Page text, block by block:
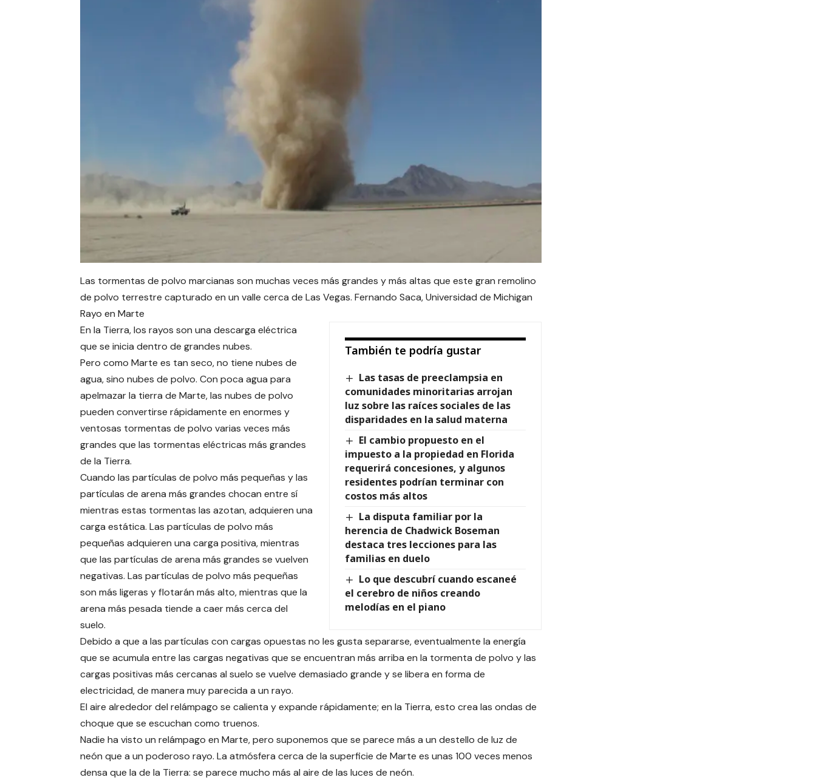
Las tormentas de polvo marcianas son muchas veces más grandes y más altas que este gran remolino
de polvo terrestre capturado en un valle cerca de Las Vegas. Fernando Saca, Universidad de Michigan
Rayo en Marte
También te podría gustar
Las tasas de preeclampsia en
comunidades minoritarias arrojan
luz sobre las raíces sociales de las
disparidades en la salud materna
El cambio propuesto en el
impuesto a la propiedad en Florida
requerirá concesiones, y algunos
residentes podrían terminar con
costos más altos
La disputa familiar por la
herencia de Chadwick Boseman
destaca tres lecciones para las
familias en duelo
Lo que descubrí cuando escaneé
el cerebro de niños creando
melodías en el piano
En la Tierra, los rayos son una descarga eléctrica
que se inicia dentro de grandes nubes.
Pero como Marte es tan seco, no tiene nubes de
agua, sino nubes de polvo. Con poca agua para
apelmazar la tierra de Marte, las nubes de polvo
pueden convertirse rápidamente en enormes y
ventosas tormentas de polvo varias veces más
grandes que las tormentas eléctricas más grandes
de la Tierra.
Cuando las partículas de polvo más pequeñas y las
partículas de arena más grandes chocan entre sí
mientras estas tormentas las azotan, adquieren una
carga estática. Las partículas de polvo más
pequeñas adquieren una carga positiva, mientras
que las partículas de arena más grandes se vuelven
negativas. Las partículas de polvo más pequeñas
son más ligeras y flotarán más alto, mientras que la
arena más pesada tiende a caer más cerca del
suelo.
Debido a que a las partículas con cargas opuestas no les gusta separarse, eventualmente la energía
que se acumula entre las cargas negativas que se encuentran más arriba en la tormenta de polvo y las
cargas positivas más cercanas al suelo se vuelve demasiado grande y se libera en forma de
electricidad, de manera muy parecida a un rayo.
El aire alrededor del relámpago se calienta y expande rápidamente; en la Tierra, esto crea las ondas de
choque que se escuchan como truenos.
Nadie ha visto un relámpago en Marte, pero suponemos que se parece más a un destello de luz de
neón que a un poderoso rayo. La atmósfera cerca de la superficie de Marte es unas 100 veces menos
densa que la de la Tierra: se parece mucho más al aire de las luces de neón.